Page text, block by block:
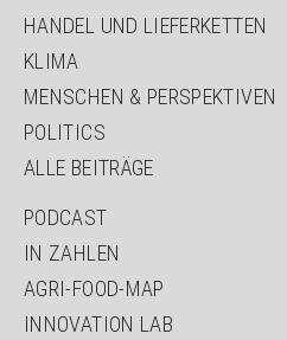
HANDEL UND LIEFERKETTEN
KLIMA
MENSCHEN & PERSPEKTIVEN
POLITICS
ALLE BEITRÄGE
NAVIGATION
ÜBERSPRINGEN
PODCAST
IN ZAHLEN
AGRI-FOOD-MAP
INNOVATION LAB